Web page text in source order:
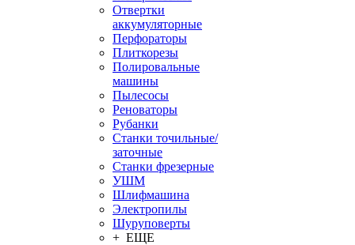
Отвертки
аккумуляторные
Перфораторы
Плиткорезы
Полировальные
машины
Пылесосы
Реноваторы
Рубанки
Станки точильные/
заточные
Станки фрезерные
УШМ
Шлифмашина
Электропилы
Шуруповерты
+ ЕЩЕ